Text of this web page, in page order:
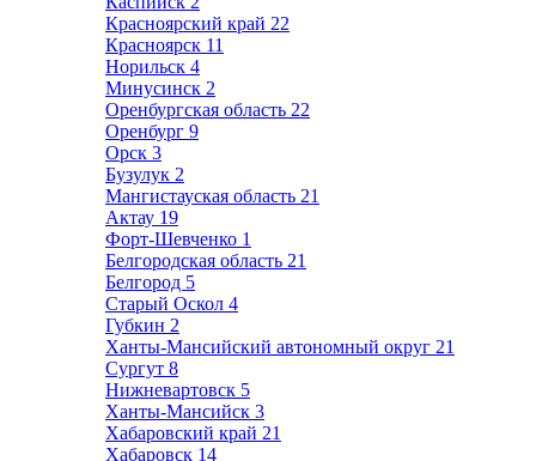
Красноярский край 22
Красноярск 11
Норильск 4
Минусинск 2
Оренбургская область 22
Оренбург 9
Орск 3
Бузулук 2
Мангистауская область 21
Актау 19
Форт-Шевченко 1
Белгородская область 21
Белгород 5
Старый Оскол 4
Губкин 2
Ханты-Мансийский автономный округ 21
Сургут 8
Нижневартовск 5
Ханты-Мансийск 3
Хабаровский край 21
Хабаровск 14